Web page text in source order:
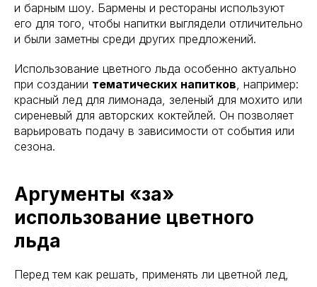
и барным шоу. Бармены и рестораны используют
его для того, чтобы напитки выглядели отличительно
и были заметны среди других предложений.
Использование цветного льда особенно актуально
при создании тематических напитков, например:
красный лед для лимонада, зеленый для мохито или
сиреневый для авторских коктейлей. Он позволяет
варьировать подачу в зависимости от события или
сезона.
Аргументы «за»
использование цветного
льда
Перед тем как решать, применять ли цветной лед,